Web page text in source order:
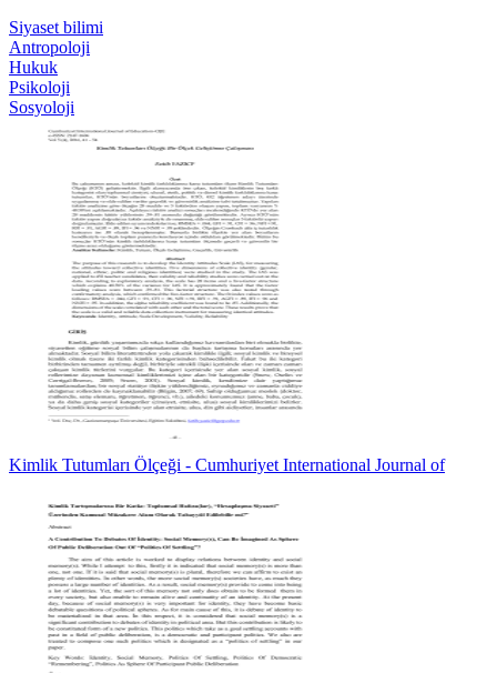
Siyaset bilimi
Antropoloji
Hukuk
Psikoloji
Sosyoloji
Kimlik Tutumları Ölçeği - Cumhuriyet International Journal of